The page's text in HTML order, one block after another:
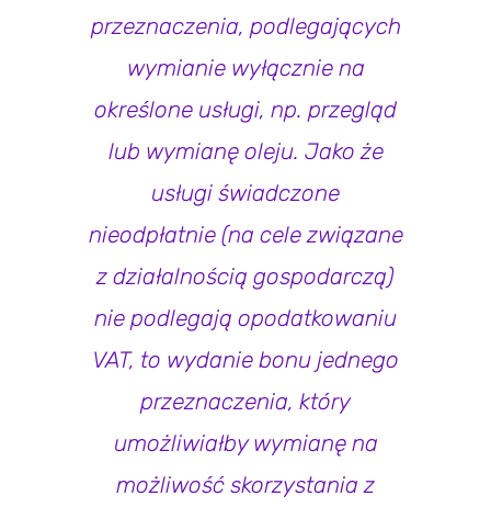
przeznaczenia, podlegających
wymianie wyłącznie na
określone usługi, np. przegląd
lub wymianę oleju. Jako że
usługi świadczone
nieodpłatnie (na cele związane
z działalnością gospodarczą)
nie podlegają opodatkowaniu
VAT, to wydanie bonu jednego
przeznaczenia, który
umożliwiałby wymianę na
możliwość skorzystania z